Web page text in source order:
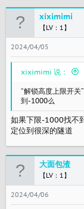
xiximimi
【LV：1】
2024/04/05
xiximimi 说：
“解锁高度上限开
到-1000么
如果下限-1000找不
定位到很深的隧道
大面包渣
【LV：1】
2024/04/06